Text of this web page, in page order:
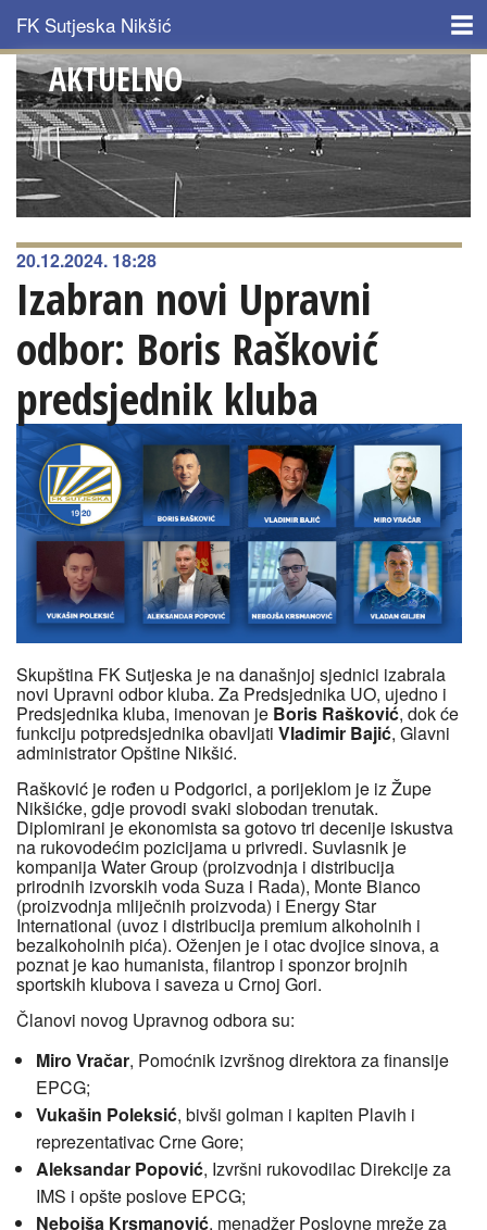
Skip to main content
FK Sutjeska Nikšić
NASLOVNA
KLUB
ISTORIJAT
TIM
AKTUELNO
MULTIMEDIJA
KONTAKT
AKTUELNO
20.12.2024. 18:28
Izabran novi Upravni
odbor: Boris Rašković
predsjednik kluba
Skupština FK Sutjeska je na današnjoj sjednici izabrala
novi Upravni odbor kluba. Za Predsjednika UO, ujedno i
Predsjednika kluba, imenovan je Boris Rašković, dok će
funkciju potpredsjednika obavljati Vladimir Bajić, Glavni
administrator Opštine Nikšić.
Rašković je rođen u Podgorici, a porijeklom je iz Župe
Nikšićke, gdje provodi svaki slobodan trenutak.
Diplomirani je ekonomista sa gotovo tri decenije iskustva
na rukovodećim pozicijama u privredi. Suvlasnik je
kompanija Water Group (proizvodnja i distribucija
prirodnih izvorskih voda Suza i Rada), Monte Bianco
(proizvodnja mliječnih proizvoda) i Energy Star
International (uvoz i distribucija premium alkoholnih i
bezalkoholnih pića). Oženjen je i otac dvojice sinova, a
poznat je kao humanista, filantrop i sponzor brojnih
sportskih klubova i saveza u Crnoj Gori.
Članovi novog Upravnog odbora su:
Miro Vračar, Pomoćnik izvršnog direktora za finansije
EPCG;
Vukašin Poleksić, bivši golman i kapiten Plavih i
reprezentativac Crne Gore;
Aleksandar Popović, Izvršni rukovodilac Direkcije za
IMS i opšte poslove EPCG;
Nebojša Krsmanović, menadžer Poslovne mreže za